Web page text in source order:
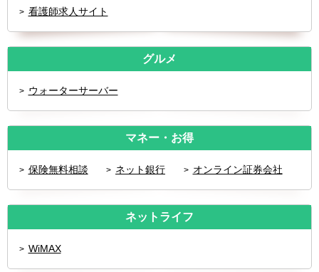
看護師求人サイト
グルメ
ウォーターサーバー
マネー・お得
保険無料相談 ネット銀行 オンライン証券会社
ネットライフ
WiMAX